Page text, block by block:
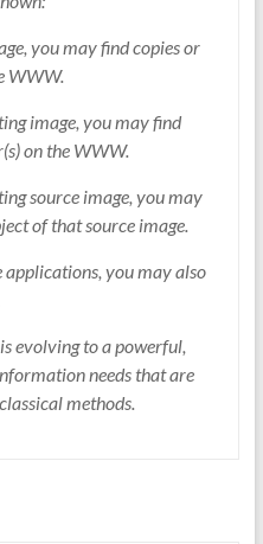
you may find copies or
WWW.
image, you may find
on the WWW.
source image, you may
of that source image.
applications, you may also
evolving to a powerful,
needs that are
methods.